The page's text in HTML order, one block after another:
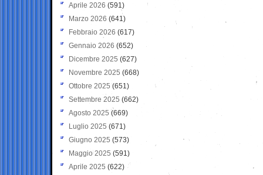
Aprile 2026 (591)
Marzo 2026 (641)
Febbraio 2026 (617)
Gennaio 2026 (652)
Dicembre 2025 (627)
Novembre 2025 (668)
Ottobre 2025 (651)
Settembre 2025 (662)
Agosto 2025 (669)
Luglio 2025 (671)
Giugno 2025 (573)
Maggio 2025 (591)
Aprile 2025 (622)